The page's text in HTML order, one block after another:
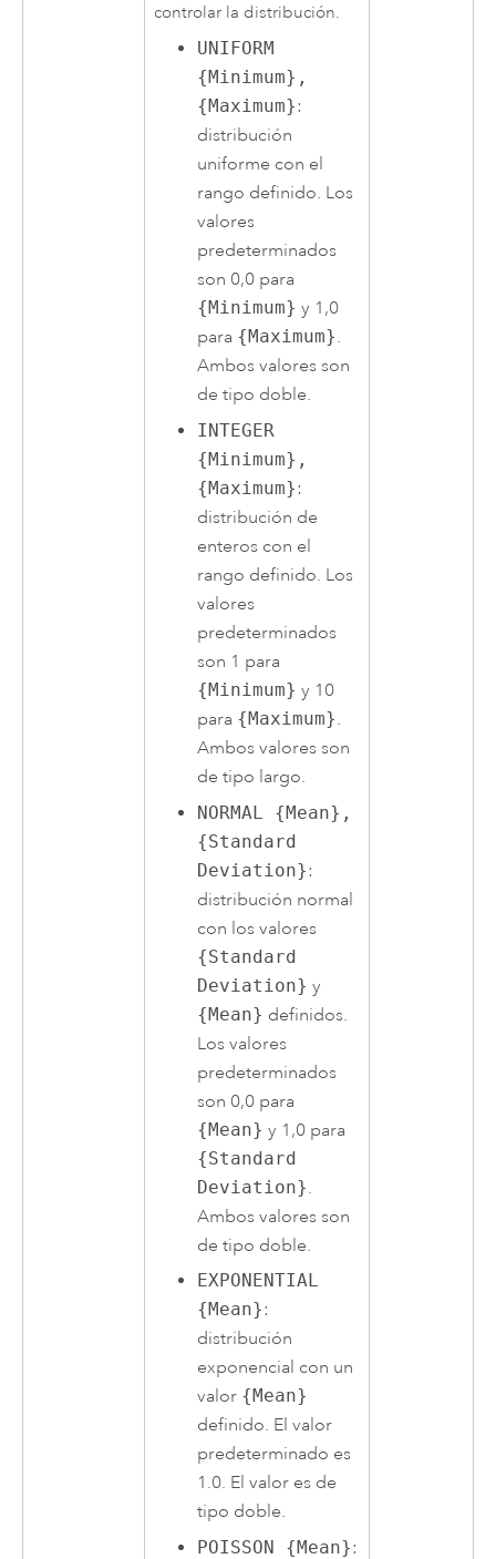
controlar la distribución.
UNIFORM
{Minimum},
{Maximum}:
distribución
uniforme con el
rango definido. Los
valores
predeterminados
son 0,0 para
{Minimum} y 1,0
para {Maximum}.
Ambos valores son
de tipo doble.
INTEGER
{Minimum},
{Maximum}:
distribución de
enteros con el
rango definido. Los
valores
predeterminados
son 1 para
{Minimum} y 10
para {Maximum}.
Ambos valores son
de tipo largo.
NORMAL {Mean},
{Standard
Deviation}:
distribución normal
con los valores
{Standard
Deviation} y
{Mean} definidos.
Los valores
predeterminados
son 0,0 para
{Mean} y 1,0 para
{Standard
Deviation}.
Ambos valores son
de tipo doble.
EXPONENTIAL
{Mean}:
distribución
exponencial con un
valor {Mean}
definido. El valor
predeterminado es
1.0. El valor es de
tipo doble.
POISSON {Mean}: